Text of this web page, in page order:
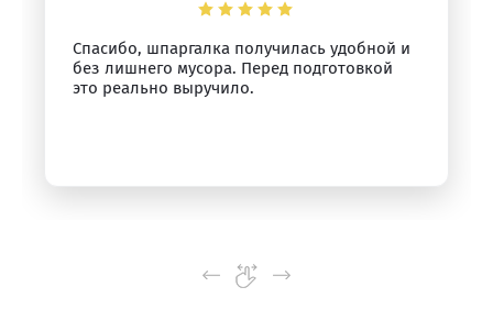
Спасибо, шпаргалка получилась удобной и
без лишнего мусора. Перед подготовкой
это реально выручило.